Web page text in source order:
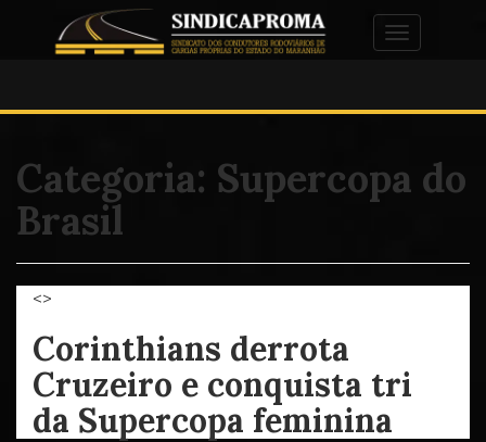
Alternar
Categoria: Supercopa do
Brasil
<>
Corinthians derrota
Cruzeiro e conquista tri
da Supercopa feminina